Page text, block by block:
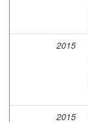
2015
2015